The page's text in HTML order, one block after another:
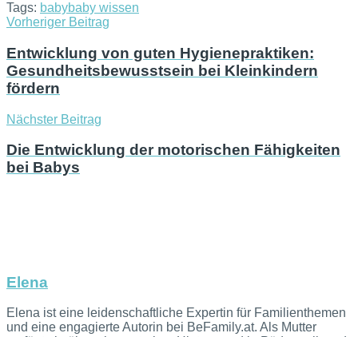
Tags: babybaby wissen
Vorheriger Beitrag
Entwicklung von guten Hygienepraktiken:
Gesundheitsbewusstsein bei Kleinkindern
fördern
Nächster Beitrag
Die Entwicklung der motorischen Fähigkeiten
bei Babys
Elena
Elena ist eine leidenschaftliche Expertin für Familienthemen
und eine engagierte Autorin bei BeFamily.at. Als Mutter